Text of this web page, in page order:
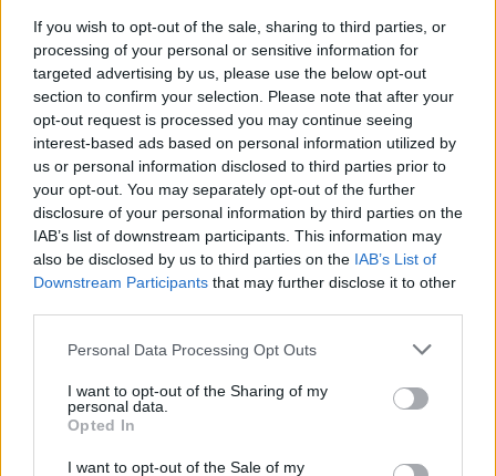
If you wish to opt-out of the sale, sharing to third parties, or
processing of your personal or sensitive information for
targeted advertising by us, please use the below opt-out
section to confirm your selection. Please note that after your
opt-out request is processed you may continue seeing
interest-based ads based on personal information utilized by
us or personal information disclosed to third parties prior to
your opt-out. You may separately opt-out of the further
disclosure of your personal information by third parties on the
IAB’s list of downstream participants. This information may
also be disclosed by us to third parties on the IAB’s List of
Downstream Participants that may further disclose it to other
Please note that this website/app uses one or more Google
not limited to your visit or usage behaviour. You may click to
grant or deny consent to Google and its third-party tags to
use your data for below specified purposes in below Google
consent section.
Personal Data Processing Opt Outs
I want to opt-out of the Sharing of my
personal data.
Opted In
I want to opt-out of the Sale of my
FLASH FOCUS